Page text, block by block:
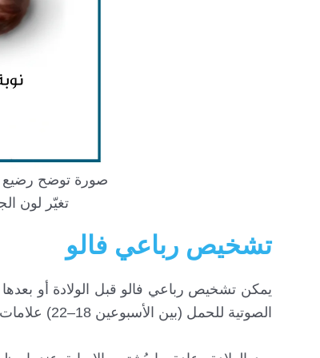
صورة توضح رضيع
تغيّر لون
تشخيص رباعي فالو
يمكن تشخيص رباعي فالو قبل الولادة أو
الصوتية للحمل (بين الأسبوعين 18–22) علامات تشير إلى خلل في بنية القلب، ليُؤكد التشخيص لاحقاً عبر إيكو قلبي للجنين.